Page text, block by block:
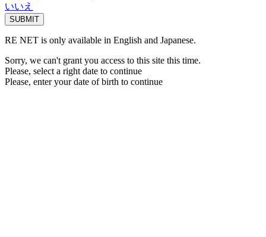
いいえ
RE NET is only available in English and Japanese.
Sorry, we can't grant you access to this site this time.
Please, select a right date to continue
Please, enter your date of birth to continue